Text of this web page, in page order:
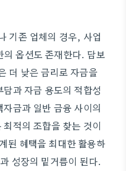
기존 업체의 경우, 사업
옵션도 존재한다. 담보
더 낮은 금리로 자금을
과 자금 용도의 적합성
금과 일반 금융 사이의
적의 조합을 찾는 것이
된 혜택을 최대한 활용하
성장의 밑거름이 된다.